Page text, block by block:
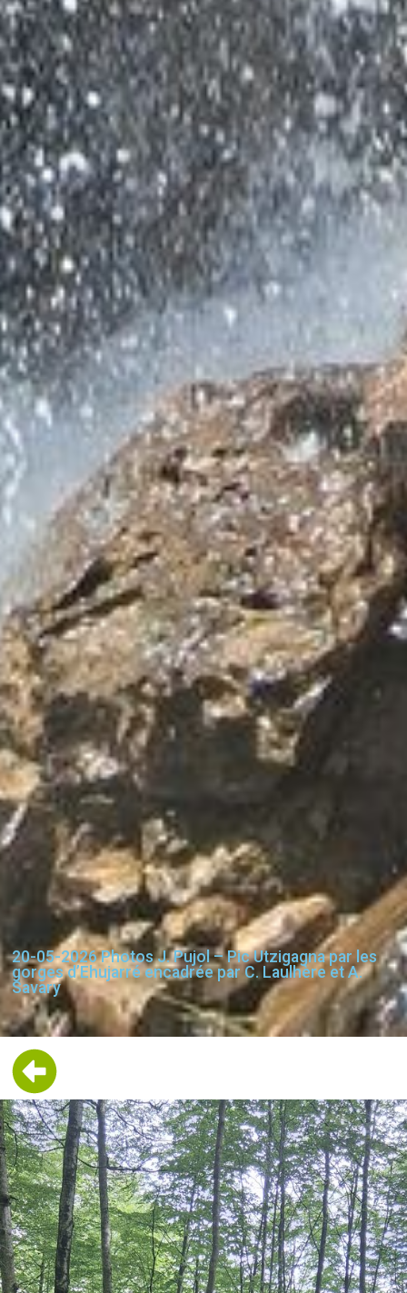
20-05-2026 Photos J. Pujol – Pic Utzigagna par les
gorges d’Ehujarré encadrée par C. Laulhère et A.
Savary